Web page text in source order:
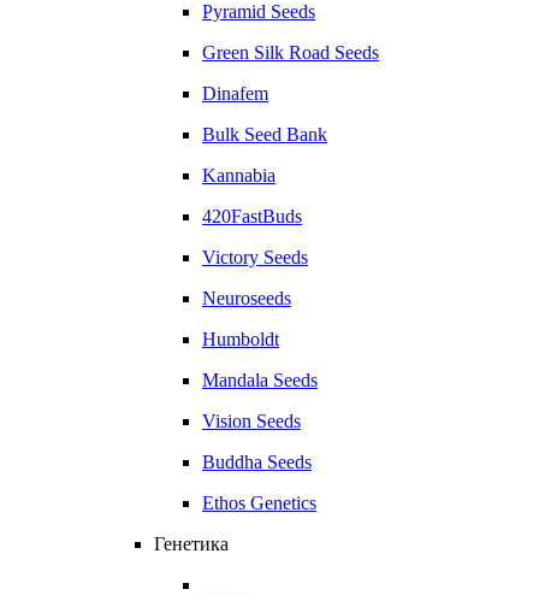
Pyramid Seeds
Green Silk Road Seeds
Dinafem
Bulk Seed Bank
Kannabia
420FastBuds
Victory Seeds
Neuroseeds
Humboldt
Mandala Seeds
Vision Seeds
Buddha Seeds
Ethos Genetics
Генетика